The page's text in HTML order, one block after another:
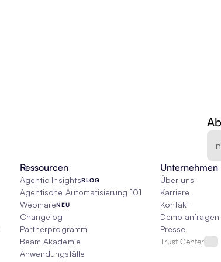
Ressourcen
Agentic InsightsBLOG
Agentische Automatisierung 101
WebinareNEU
Changelog
Partnerprogramm
Beam Akademie
Anwendungsfälle
Unternehmen
Über uns
Karriere
Kontakt
Demo anfragen
Presse
Trust Center